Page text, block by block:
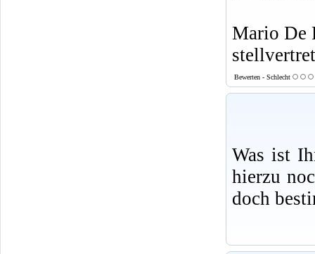
Mario De
Bewerten - Schlecht
Was ist
hierzu
doch